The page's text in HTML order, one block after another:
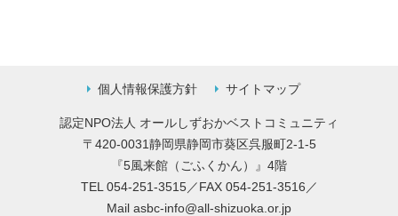
個人情報保護方針 サイトマップ
認定NPO法人 オールしずおかベストコミュニティ
〒420-0031静岡県静岡市葵区呉服町2-1-5
『5風来館（ごふくかん）』4階
TEL 054-251-3515／FAX 054-251-3516／
Mail asbc-info@all-shizuoka.or.jp